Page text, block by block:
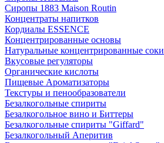
Сиропы 1883 Maison Routin
Концентраты напитков
Кордиалы ESSENCE
Концентрированные основы
Натуральные концентрированные соки
Вкусовые регуляторы
Органические кислоты
Пищевые Ароматизаторы
Текстуры и пенообразователи
Безалкогольные спириты
Безалкогольное вино и Биттеры
Безалкогольные спириты "Giffard"
Безалкогольный Аперитив